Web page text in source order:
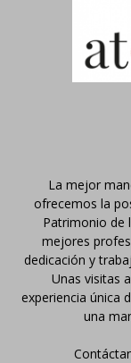
La mejor
ofrecemos la
Patrimonio de
mejores
dedicación y
Unas visitas
experiencia única
una